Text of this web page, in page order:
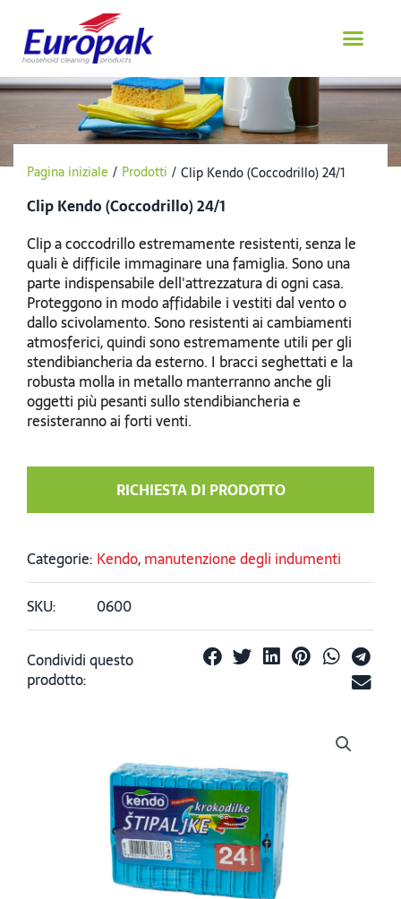
contenuto
Pagina iniziale / Prodotti / Clip Kendo (Coccodrillo) 24/1
Clip Kendo (Coccodrillo) 24/1
Clip a coccodrillo estremamente resistenti, senza le
quali è difficile immaginare una famiglia. Sono una
parte indispensabile dell'attrezzatura di ogni casa.
Proteggono in modo affidabile i vestiti dal vento o
dallo scivolamento. Sono resistenti ai cambiamenti
atmosferici, quindi sono estremamente utili per gli
stendibiancheria da esterno. I bracci seghettati e la
robusta molla in metallo manterranno anche gli
oggetti più pesanti sullo stendibiancheria e
resisteranno ai forti venti.
RICHIESTA DI PRODOTTO
Categorie: Kendo,manutenzione degli indumenti
SKU: 0600
Condividi questo
prodotto: